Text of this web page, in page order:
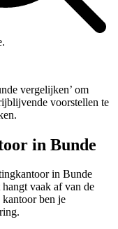
vergelijken’ om
voorstellen te
in Bunde
in Bunde
vaak af van de
ben je